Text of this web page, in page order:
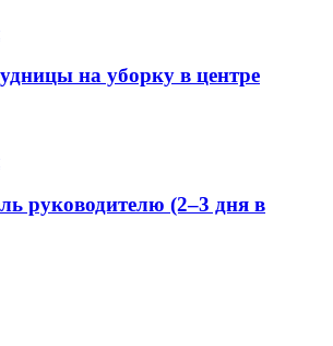
на уборку в центре
руководителю (2–3 дня в